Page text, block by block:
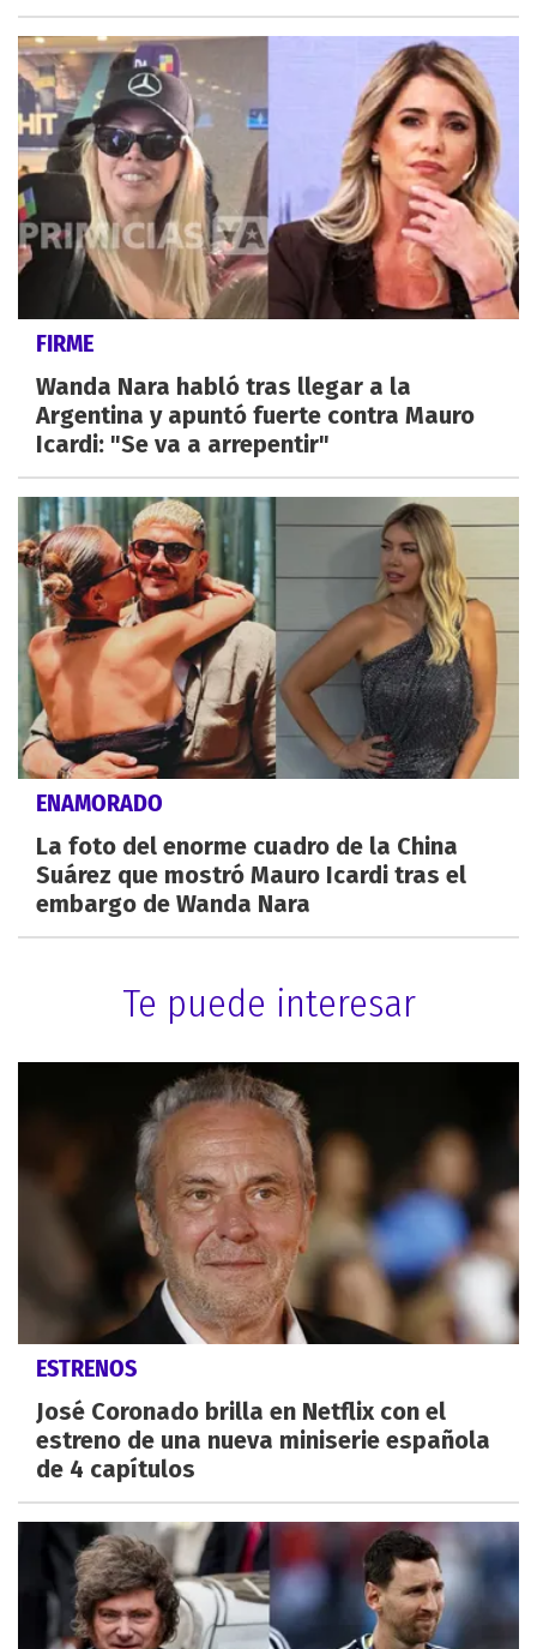
FIRME
Wanda Nara habló tras llegar a la
Argentina y apuntó fuerte contra Mauro
Icardi: "Se va a arrepentir"
ENAMORADO
La foto del enorme cuadro de la China
Suárez que mostró Mauro Icardi tras el
embargo de Wanda Nara
Te puede interesar
ESTRENOS
José Coronado brilla en Netflix con el
estreno de una nueva miniserie española
de 4 capítulos